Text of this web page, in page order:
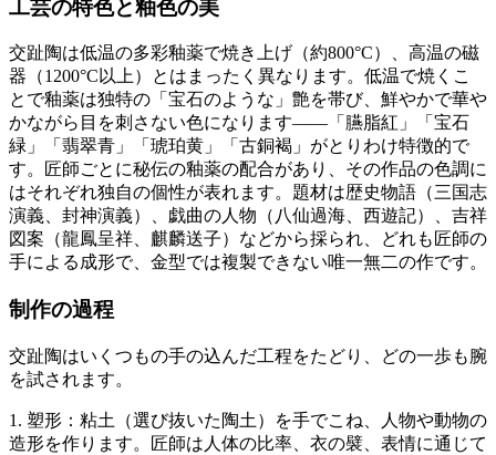
工芸の特色と釉色の美
交趾陶は低温の多彩釉薬で焼き上げ（約800°C）、高温の磁
器（1200°C以上）とはまったく異なります。低温で焼くこ
とで釉薬は独特の「宝石のような」艶を帯び、鮮やかで華や
かながら目を刺さない色になります——「臙脂紅」「宝石
緑」「翡翠青」「琥珀黄」「古銅褐」がとりわけ特徴的で
す。匠師ごとに秘伝の釉薬の配合があり、その作品の色調に
はそれぞれ独自の個性が表れます。題材は歴史物語（三国志
演義、封神演義）、戯曲の人物（八仙過海、西遊記）、吉祥
図案（龍鳳呈祥、麒麟送子）などから採られ、どれも匠師の
手による成形で、金型では複製できない唯一無二の作です。
制作の過程
交趾陶はいくつもの手の込んだ工程をたどり、どの一歩も腕
を試されます。
1. 塑形：粘土（選び抜いた陶土）を手でこね、人物や動物の
造形を作ります。匠師は人体の比率、衣の襞、表情に通じて